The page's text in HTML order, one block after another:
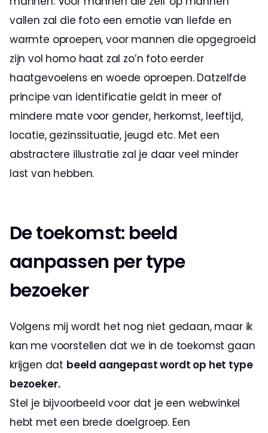
vallen zal die foto een emotie van liefde en
warmte oproepen, voor mannen die opgegroeid
zijn vol homo haat zal zo’n foto eerder
haatgevoelens en woede oproepen. Datzelfde
principe van identificatie geldt in meer of
mindere mate voor gender, herkomst, leeftijd,
locatie, gezinssituatie, jeugd etc. Met een
abstractere illustratie zal je daar veel minder
last van hebben.
De toekomst: beeld
aanpassen per type
bezoeker
Volgens mij wordt het nog niet gedaan, maar ik
kan me voorstellen dat we in de toekomst gaan
krijgen dat beeld aangepast wordt op het type
bezoeker.
Stel je bijvoorbeeld voor dat je een webwinkel
hebt met een brede doelgroep. Een